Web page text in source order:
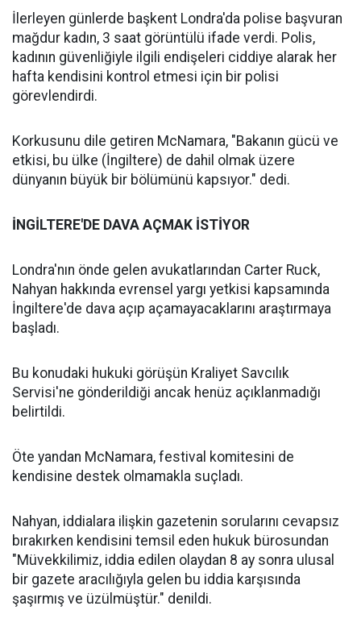
İlerleyen günlerde başkent Londra'da polise başvuran
mağdur kadın, 3 saat görüntülü ifade verdi. Polis,
kadının güvenliğiyle ilgili endişeleri ciddiye alarak her
hafta kendisini kontrol etmesi için bir polisi
görevlendirdi.
Korkusunu dile getiren McNamara, "Bakanın gücü ve
etkisi, bu ülke (İngiltere) de dahil olmak üzere
dünyanın büyük bir bölümünü kapsıyor." dedi.
İNGİLTERE'DE DAVA AÇMAK İSTİYOR
Londra'nın önde gelen avukatlarından Carter Ruck,
Nahyan hakkında evrensel yargı yetkisi kapsamında
İngiltere'de dava açıp açamayacaklarını araştırmaya
başladı.
Bu konudaki hukuki görüşün Kraliyet Savcılık
Servisi'ne gönderildiği ancak henüz açıklanmadığı
belirtildi.
Öte yandan McNamara, festival komitesini de
kendisine destek olmamakla suçladı.
Nahyan, iddialara ilişkin gazetenin sorularını cevapsız
bırakırken kendisini temsil eden hukuk bürosundan
"Müvekkilimiz, iddia edilen olaydan 8 ay sonra ulusal
bir gazete aracılığıyla gelen bu iddia karşısında
şaşırmış ve üzülmüştür." denildi.